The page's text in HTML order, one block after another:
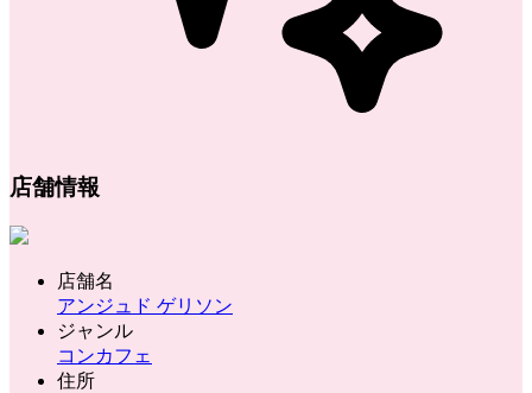
店舗情報
店舗名
アンジュド ゲリソン
ジャンル
コンカフェ
住所